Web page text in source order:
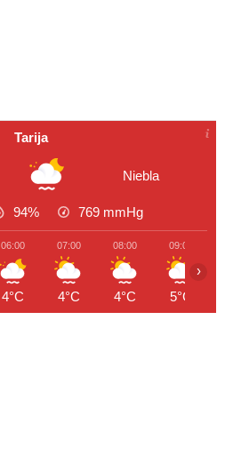
Tarija
Niebla
94% 769 mmHg
06:00
4°C
07:00
4°C
08:00
4°C
09:00
5°C
›